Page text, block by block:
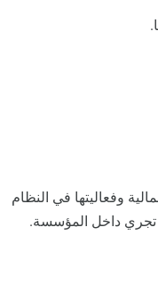
وفعاليتها في النظام
تجري داخل المؤسسة.